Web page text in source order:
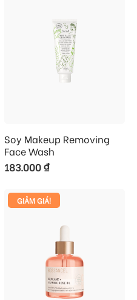
Soy Makeup Removing
Face Wash
183.000₫
GIẢM GIÁ!